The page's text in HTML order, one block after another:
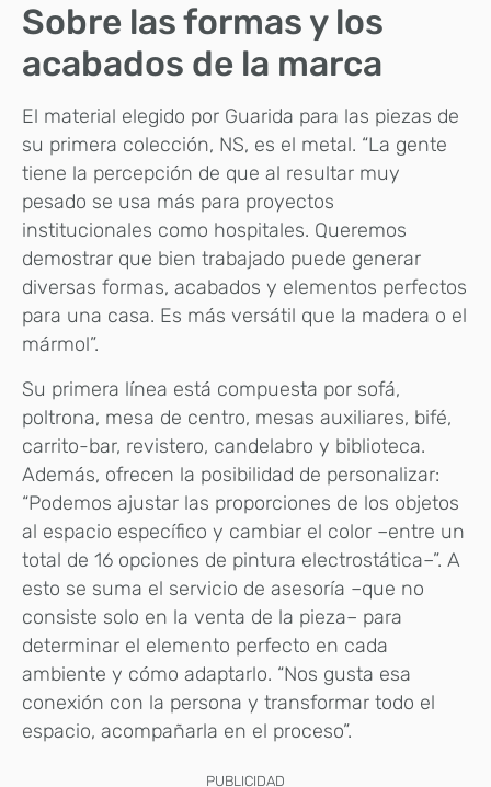
Sobre las formas y los
acabados de la marca
El material elegido por Guarida para las piezas de
su primera colección, NS, es el metal. “La gente
tiene la percepción de que al resultar muy
pesado se usa más para proyectos
institucionales como hospitales. Queremos
demostrar que bien trabajado puede generar
diversas formas, acabados y elementos perfectos
para una casa. Es más versátil que la madera o el
mármol”.
Su primera línea está compuesta por sofá,
poltrona, mesa de centro, mesas auxiliares, bifé,
carrito-bar, revistero, candelabro y biblioteca.
Además, ofrecen la posibilidad de personalizar:
“Podemos ajustar las proporciones de los objetos
al espacio específico y cambiar el color –entre un
total de 16 opciones de pintura electrostática–”. A
esto se suma el servicio de asesoría –que no
consiste solo en la venta de la pieza– para
determinar el elemento perfecto en cada
ambiente y cómo adaptarlo. “Nos gusta esa
conexión con la persona y transformar todo el
espacio, acompañarla en el proceso”.
PUBLICIDAD